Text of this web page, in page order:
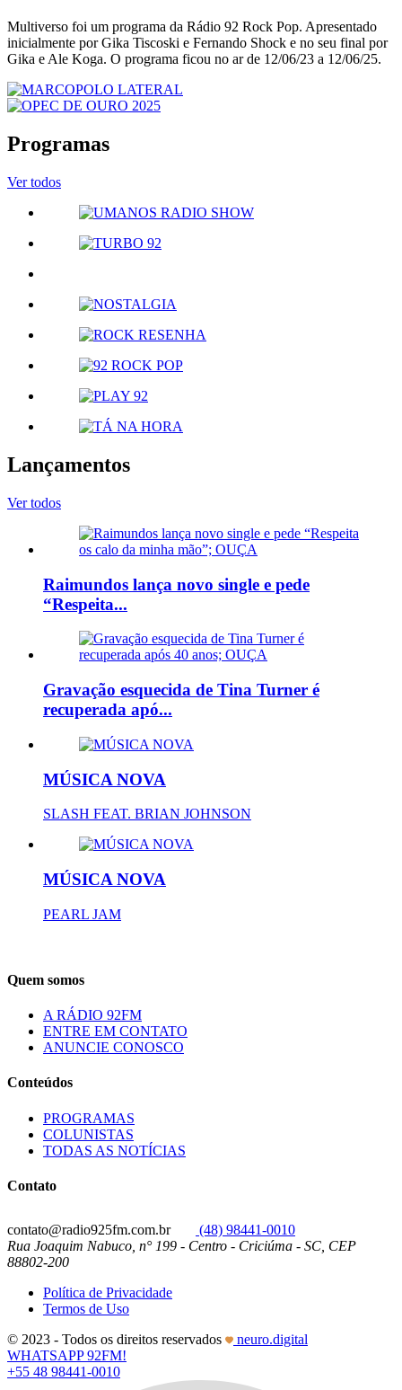
Multiverso foi um programa da Rádio 92 Rock Pop. Apresentado
inicialmente por Gika Tiscoski e Fernando Shock e no seu final por
Gika e Ale Koga. O programa ficou no ar de 12/06/23 a 12/06/25.
Programas
Ver todos
Lançamentos
Ver todos
Raimundos lança novo single e pede
“Respeita...
Gravação esquecida de Tina Turner é
recuperada apó...
MÚSICA NOVA
SLASH FEAT. BRIAN JOHNSON
MÚSICA NOVA
PEARL JAM
Quem somos
A RÁDIO 92FM
ENTRE EM CONTATO
ANUNCIE CONOSCO
Conteúdos
PROGRAMAS
COLUNISTAS
TODAS AS NOTÍCIAS
Contato
contato@radio925fm.com.br
(48) 98441-0010
Rua Joaquim Nabuco, n° 199 - Centro - Criciúma - SC, CEP
88802-200
Política de Privacidade
Termos de Uso
© 2023 - Todos os direitos reservados
neuro.digital
WHATSAPP 92FM!
+55 48 98441-0010